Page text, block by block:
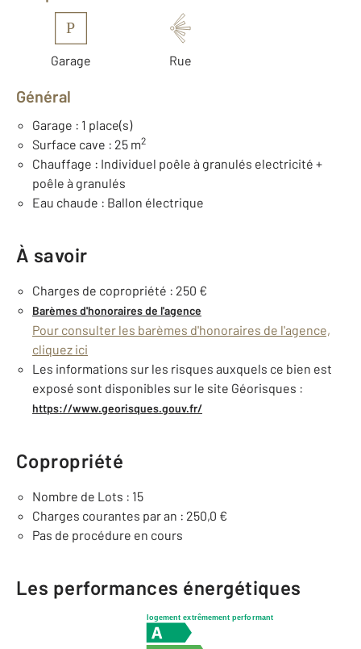
P
Garage Rue
Général
Garage : 1 place(s)
Surface cave : 25 m2
Chauffage : Individuel poêle à granulés electricité +
poêle à granulés
Eau chaude : Ballon électrique
À savoir
Charges de copropriété : 250 €
Barèmes d'honoraires de l'agence
Pour consulter les barèmes d'honoraires de l'agence,
cliquez ici
Les informations sur les risques auxquels ce bien est
exposé sont disponibles sur le site Géorisques :
https://www.georisques.gouv.fr/
Copropriété
Nombre de Lots : 15
Charges courantes par an : 250,0 €
Pas de procédure en cours
Les performances énergétiques
logement extrêmement performant